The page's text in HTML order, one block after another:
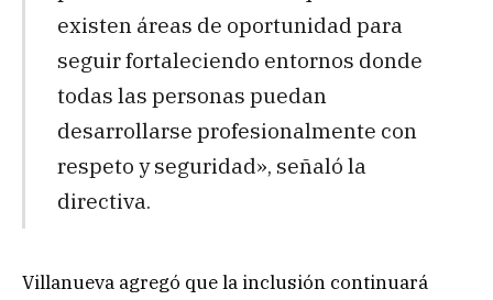
existen áreas de oportunidad para
seguir fortaleciendo entornos donde
todas las personas puedan
desarrollarse profesionalmente con
respeto y seguridad», señaló la
directiva.
Villanueva agregó que la inclusión continuará